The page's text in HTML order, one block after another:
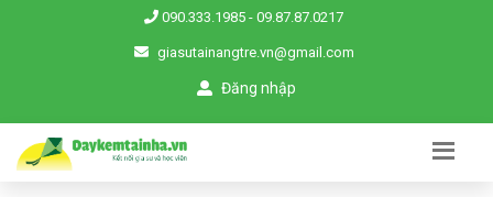
090.333.1985 - 09.87.87.0217
giasutainangtre.vn@gmail.com
Đăng nhập